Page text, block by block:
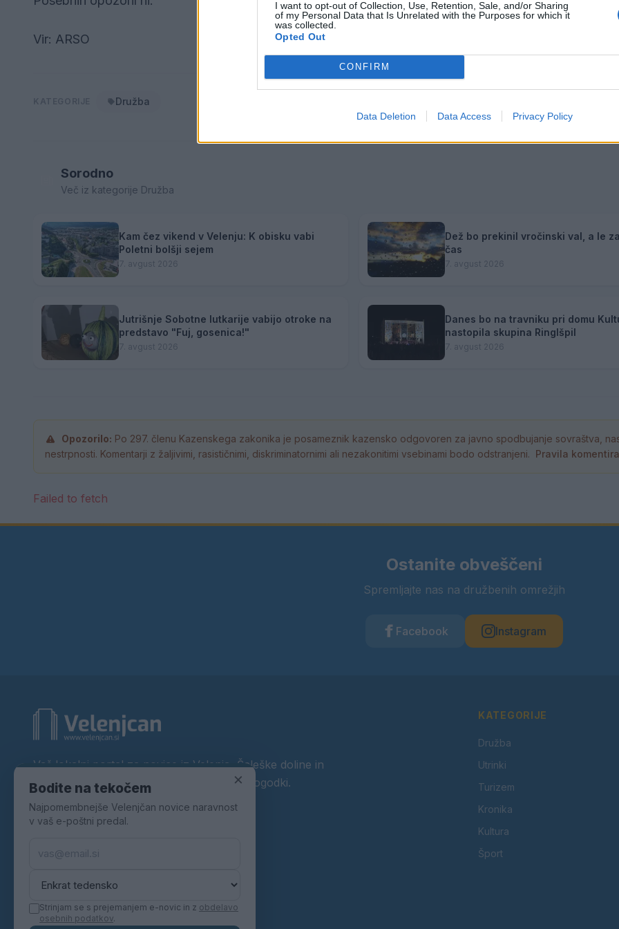
I want to opt-out of Collection, Use, Retention, Sale, and/or Sharing
of my Personal Data that Is Unrelated with the Purposes for which it
was collected.
Opted Out
CONFIRM
Data Deletion Data Access Privacy Policy
Vir: ARSO
Družba
Sorodno
Več iz kategorije Družba
Kam čez vikend v Velenju: K obisku vabi
Poletni bolšji sejem
7. avgust 2026
Dež bo prekinil vročinski val, a le
čas
7. avgust 2026
Jutrišnje Sobotne lutkarije vabijo otroke na
predstavo "Fuj, gosenica!"
7. avgust 2026
Danes bo na travniku pri domu
nastopila skupina Ringlšpil
7. avgust 2026
Opozorilo: Po 297. členu Kazenskega zakonika je posameznik kazensko odgovoren za javno spodbujanje sovraštva,
nestrpnosti. Komentarji z žaljivimi, rasističnimi, diskriminatornimi ali nezakonitimi vsebinami bodo odstranjeni. Pravila
Failed to fetch
Ostanite obveščeni
Spremljajte nas na družbenih omrežjih
Facebook Instagram
Vaš lokalni portal za novice iz Velenja, Šaleške doline in
okolice. Aktualne novice, šport, kultura, dogodki.
Povezujemo Velenje.
KATEGORIJE
Družba
Utrinki
Turizem
Kronika
Kultura
Šport
×
Bodite na tekočem
Najpomembnejše Velenjčan novice naravnost
v vaš e-poštni predal.
Strinjam se s prejemanjem e-novic in z obdelavo
osebnih podatkov.